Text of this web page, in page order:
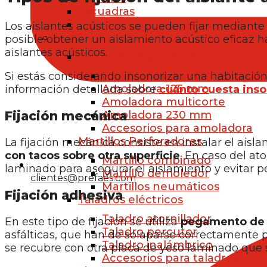
clientes@prefaes.com
Escuadras
Grapadoras
Maquinaria
Amoladoras y radiales
Amoladora 115 mm
Amoladora 125 mm
Amoladora multicorte
Amoladora 230 mm
Accesorios para amoladora
Martillos Perforadores
Martillo combinado
Martillo demoledor
Martillos neumáticos
Taladros eléctricos
Taladro atornillador
Taladro percutor
Taladro inalámbrico
Accesorios para taladros
Los aislantes acústicos se pueden fijar
posible obtener un aislamiento acústico eficaz
aislantes acústicos.
Si estás considerando insonorizar una
información detallada sobrecuánto cuesta
Fijación mecánica
La fijación mecánica consiste en instalar el
con tacos sobre otra superficie. En caso del
laminado para asegurar el aislamiento y evitar
Fijación adhesiva
En este tipo de fijación se utilizapegamento
asfálticas, que han de solaparse correctamente
se recubre con otra placa de yeso laminado